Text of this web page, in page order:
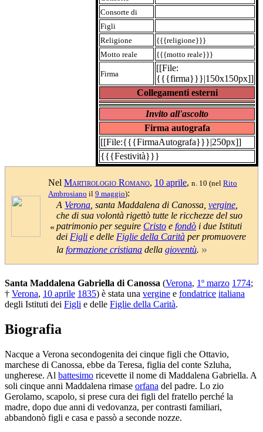
Consorte di
Figli
Religione
{{{religione}}}
Motto reale
{{{motto reale}}}
Firma
[[File:
{{{firma}}}|150x150px]]
Collegamenti esterni
Invito all'ascolto
Firma autografa
[[File:{{{FirmaAutografa}}}|250px]]
{{{Festività}}}
Nel Martirologio Romano, 10 aprile, n. 10 (nel Rito
Ambrosiano il 9 maggio):
«
A Verona , santa Maddalena di Canossa, vergine
che di sua volontà rigettò tutte le ricchezze del suo
patrimonio per seguire Cristo e fondò i due Istituti
dei Figli e delle Figlie della Carità per promuovere
la formazione cristiana della gioventù. »
Santa Maddalena Gabriella di Canossa (Verona, 1º marzo 1774;
† Verona, 10 aprile 1835) è stata una vergine e fondatrice italiana
degli Istituti dei Figli e delle Figlie della Carità.
Biografia
Nacque a Verona secondogenita dei cinque figli che Ottavio,
marchese di Canossa, ebbe da Teresa, figlia del conte Szluha,
ungherese. Al battesimo ricevette il nome di Maddalena Gabriella. A
soli cinque anni Maddalena rimase orfana del padre. Lo zio
Gerolamo, scapolo, si prese cura dei figli del fratello perché la
madre, dopo due anni di vedovanza, per contrasti familiari,
abbandonò figli e casa e passò a seconde nozze.